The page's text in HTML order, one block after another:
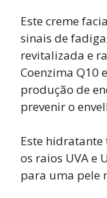
Este creme
sinais de
revitalizada e
Coenzima Q10
produção de
prevenir o
Este
os raios UVA e
para uma pele